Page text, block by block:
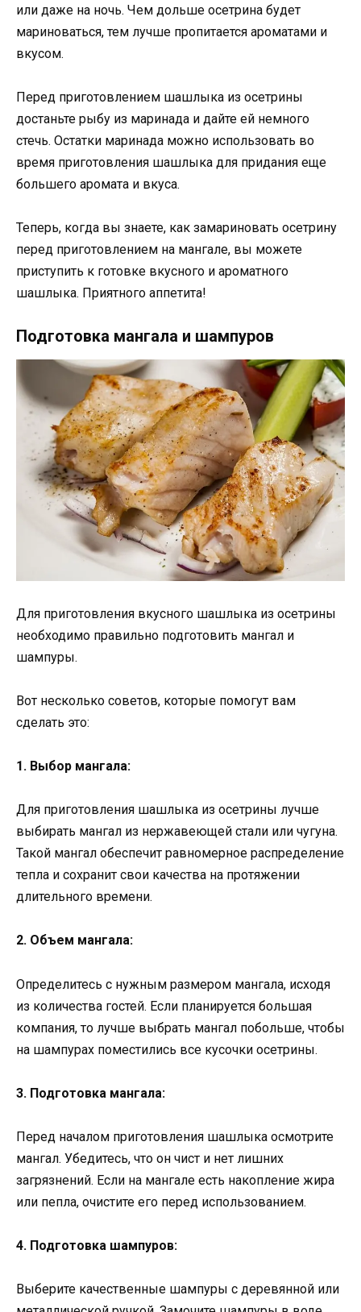
или даже на ночь. Чем дольше осетрина будет
мариноваться, тем лучше пропитается ароматами и
вкусом.
Перед приготовлением шашлыка из осетрины
достаньте рыбу из маринада и дайте ей немного
стечь. Остатки маринада можно использовать во
время приготовления шашлыка для придания еще
большего аромата и вкуса.
Теперь, когда вы знаете, как замариновать осетрину
перед приготовлением на мангале, вы можете
приступить к готовке вкусного и ароматного
шашлыка. Приятного аппетита!
Подготовка мангала и шампуров
Для приготовления вкусного шашлыка из осетрины
необходимо правильно подготовить мангал и
шампуры.
Вот несколько советов, которые помогут вам
сделать это:
1. Выбор мангала:
Для приготовления шашлыка из осетрины лучше
выбирать мангал из нержавеющей стали или чугуна.
Такой мангал обеспечит равномерное распределение
тепла и сохранит свои качества на протяжении
длительного времени.
2. Объем мангала:
Определитесь с нужным размером мангала, исходя
из количества гостей. Если планируется большая
компания, то лучше выбрать мангал побольше, чтобы
на шампурах поместились все кусочки осетрины.
3. Подготовка мангала:
Перед началом приготовления шашлыка осмотрите
мангал. Убедитесь, что он чист и нет лишних
загрязнений. Если на мангале есть накопление жира
или пепла, очистите его перед использованием.
4. Подготовка шампуров:
Выберите качественные шампуры с деревянной или